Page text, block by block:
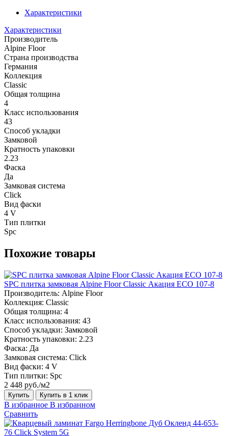
Характеристики
Характеристики
Производитель
Alpine Floor
Страна производства
Германия
Коллекция
Classic
Общая толщина
4
Класс использования
43
Способ укладки
Замковой
Кратность упаковки
2.23
Фаска
Да
Замковая система
Click
Вид фаски
4 V
Тип плитки
Spc
Похожие товары
SPC плитка замковая Alpine Floor Classic Акация ЕСО 107-8
Производитель: Alpine Floor
Коллекция: Classic
Общая толщина: 4
Класс использования: 43
Способ укладки: Замковой
Кратность упаковки: 2.23
Фаска: Да
Замковая система: Click
Вид фаски: 4 V
Тип плитки: Spc
2 448 руб./м2
Купить Купить в 1 клик
В избранное В избранном
Сравнить